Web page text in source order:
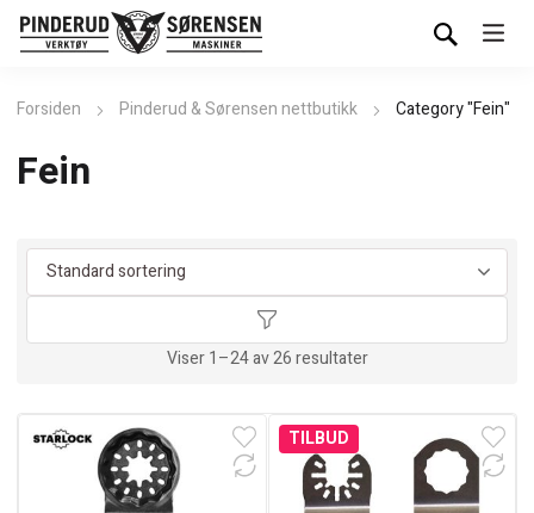
Forsiden Pinderud & Sørensen nettbutikk Category "Fein"
Fein
Viser 1–24 av 26 resultater
TILBUD